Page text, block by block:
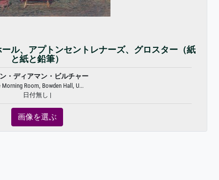
ル、アプトンセントレナーズ、グロスター（紙
と紙と鉛筆）
・ディアマン・ビルチャー
Morning Room, Bowden Hall, U...
日付無し |
画像を選ぶ